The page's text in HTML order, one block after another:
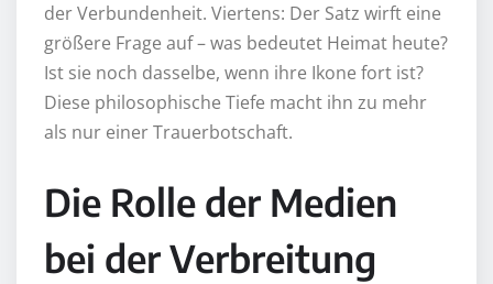
der Verbundenheit. Viertens: Der Satz wirft eine
größere Frage auf – was bedeutet Heimat heute?
Ist sie noch dasselbe, wenn ihre Ikone fort ist?
Diese philosophische Tiefe macht ihn zu mehr
als nur einer Trauerbotschaft.
Die Rolle der Medien
bei der Verbreitung